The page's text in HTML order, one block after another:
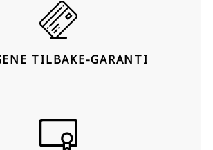
TILBAKE-GARANTI